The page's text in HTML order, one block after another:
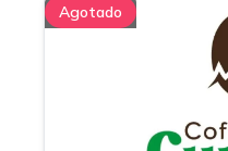
Agotado